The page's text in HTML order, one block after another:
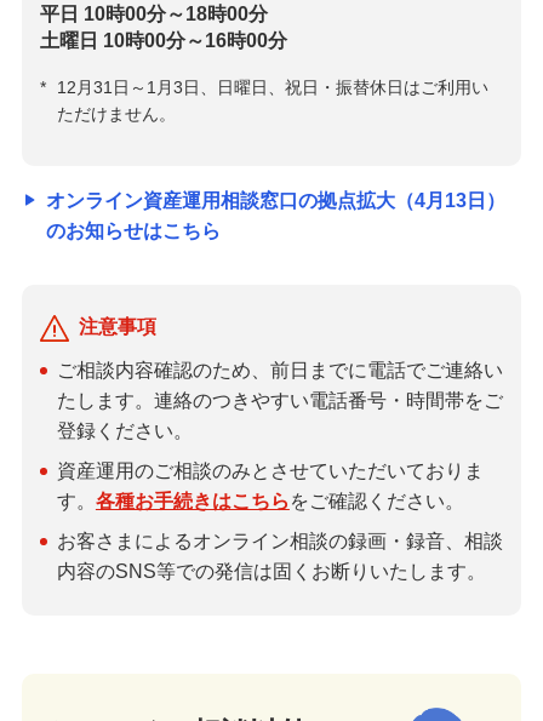
平日 10時00分～18時00分
土曜日 10時00分～16時00分
*
12月31日～1月3日、日曜日、祝日・振替休日はご利用い
ただけません。
オンライン資産運用相談窓口の拠点拡大（4月13日）
のお知らせはこちら
注意事項
ご相談内容確認のため、前日までに電話でご連絡い
たします。連絡のつきやすい電話番号・時間帯をご
登録ください。
資産運用のご相談のみとさせていただいておりま
す。 各種お手続きはこちら をご確認ください。
お客さまによるオンライン相談の録画・録音、相談
内容のSNS等での発信は固くお断りいたします。